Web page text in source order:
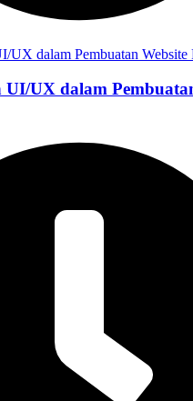
UI/UX dalam